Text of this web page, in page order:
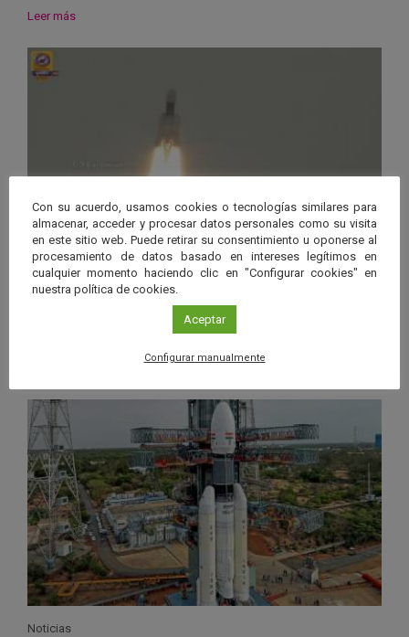
Leer más
Noticias
India logra por fin enviar su misión
Noticias
Con su acuerdo, usamos cookies o tecnologías similares para
almacenar, acceder y procesar datos personales como su visita
en este sitio web. Puede retirar su consentimiento u oponerse al
procesamiento de datos basado en intereses legítimos en
cualquier momento haciendo clic en "Configurar cookies" en
nuestra política de cookies.
Aceptar
Configurar manualmente